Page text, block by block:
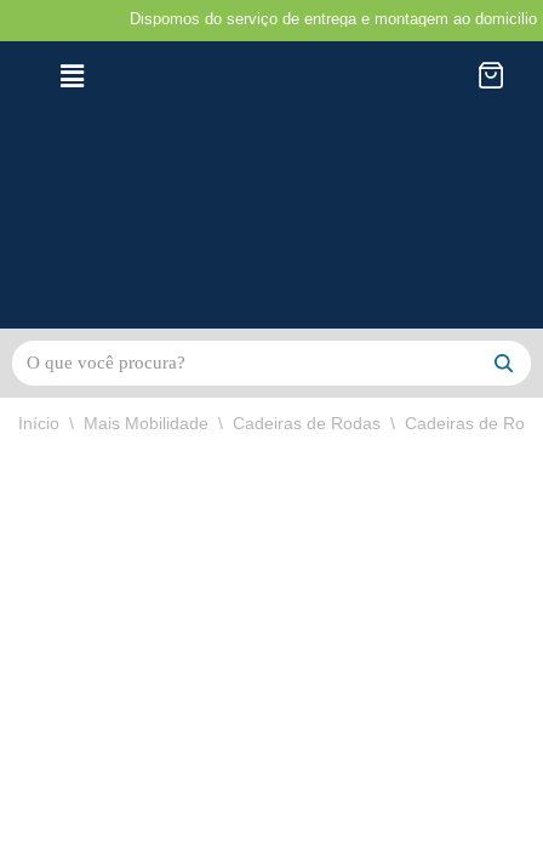
Avançar
Dispomos do serviço de entrega e montagem ao domicilio na
Início \ Mais Mobilidade \ Cadeiras de Rodas \ Cadeiras de